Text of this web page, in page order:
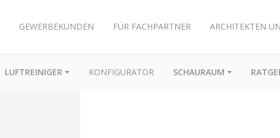
GEWERBEKUNDEN FÜR FACHPARTNER ARCHITEKTEN
LUFTREINIGER KONFIGURATOR SCHAURAUM